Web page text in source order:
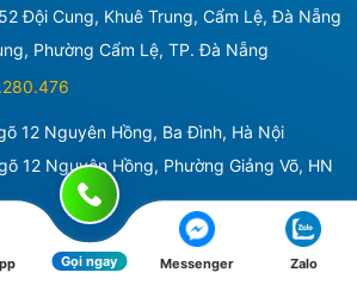
Đội Cung, Khuê Trung, Cẩm Lệ, Đà Nẵng
Phường Cẩm Lệ, TP. Đà Nẵng
12 Nguyên Hồng, Ba Đình, Hà Nội
12 Nguyên Hồng, Phường Giảng Võ, HN
Gọi ngay Messenger Zalo